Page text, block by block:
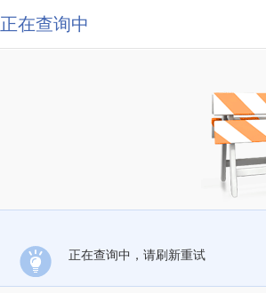
正在查询中
正在查询中，请刷新重试